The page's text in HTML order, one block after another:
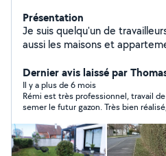
Présentation
Je suis quelqu'un de
aussi les maisons et appartements Et nettoie
Dernier avis laissé par
Il y a plus de 6 mois
Rémi est très professionnel, travail
semer le futur gazon. Très bien réalisé, ponctuel et disponible.